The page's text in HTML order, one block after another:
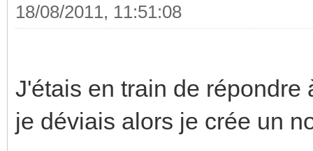
18/08/2011, 11:51:08
J'étais en train de répondre
je déviais alors je crée un